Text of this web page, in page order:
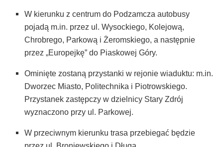
W kierunku z centrum do Podzamcza autobusy
pojadą m.in. przez ul. Wysockiego, Kolejową,
Chrobrego, Parkową i Żeromskiego, a następnie
przez „Europejkę” do Piaskowej Góry.
Ominięte zostaną przystanki w rejonie wiaduktu: m.in.
Dworzec Miasto, Politechnika i Piotrowskiego.
Przystanek zastępczy w dzielnicy Stary Zdrój
wyznaczono przy ul. Parkowej.
W przeciwnym kierunku trasa przebiegać będzie